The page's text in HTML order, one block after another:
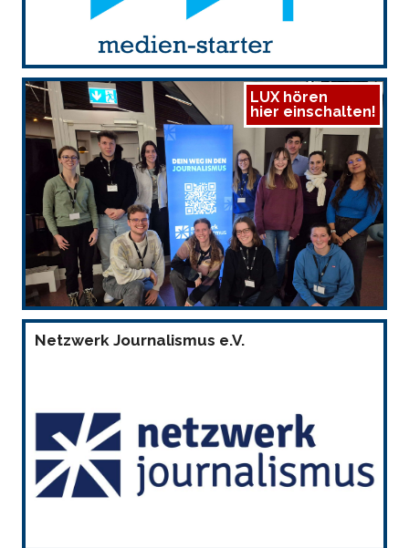
LUX hören
hier einschalten!
Netzwerk Journalismus e.V.